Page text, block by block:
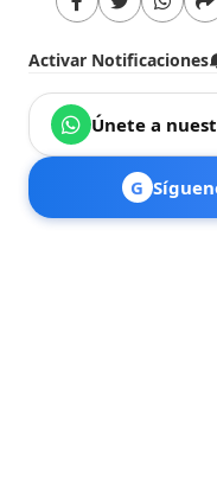
Activar Notificaciones
Únete a
G